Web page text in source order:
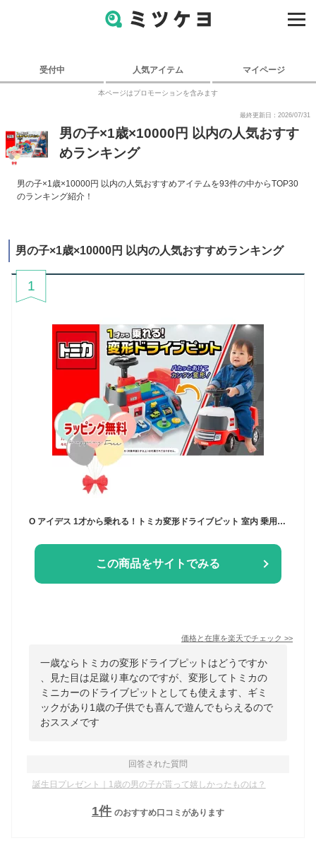
受付中 人気アイテム マイページ
本ページはプロモーションを含みます
最終更新日：2026/07/31
男の子×1歳×10000円 以内の人気おすす
めランキング
男の子×1歳×10000円 以内の人気おすすめアイテムを93件の中からTOP30
のランキング紹介！
男の子×1歳×10000円 以内の人気おすすめランキング
1
この商品をサイトでみる
価格と在庫を楽天でチェック >>
一歳ならトミカの変形ドライブピットはどうですか
、見た目は足蹴り車なのですが、変形してトミカの
ミニカーのドライブピットとしても使えます、ギミ
ックがあり1歳の子供でも喜んで遊んでもらえるので
おススメです
回答された質問
誕生日プレゼント｜1歳の男の子が貰って嬉しかったものは？
1件 のおすすめ口コミがあります